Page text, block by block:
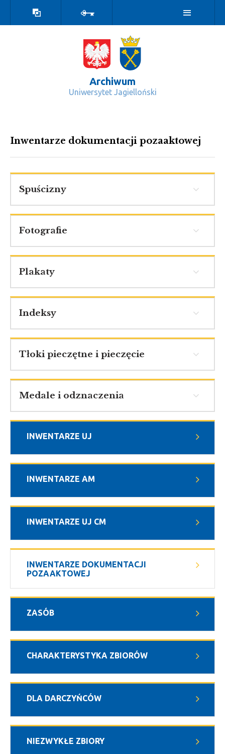
kontrastowa
Archiwum
Uniwersytet Jagielloński
INWENTARZE UJ
INWENTARZE AM
INWENTARZE UJ CM
INWENTARZE DOKUMENTACJI
POZAAKTOWEJ
ZASÓB
CHARAKTERYSTYKA ZBIORÓW
DLA DARCZYŃCÓW
NIEZWYKŁE ZBIORY
Inwentarze dokumentacji pozaaktowej
Spuścizny
Fotografie
Plakaty
Indeksy
Tłoki pieczętne i pieczęcie
Medale i odznaczenia